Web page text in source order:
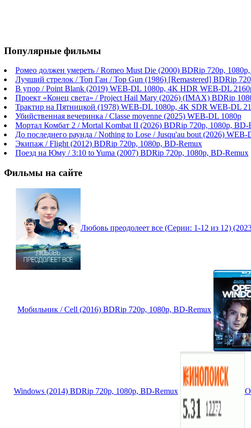
Популярные фильмы
Ромео должен умереть / Romeo Must Die (2000) BDRip 720p,
Лучший стрелок / Топ Ган / Top Gun (1986) [Remastered] BDRip
В упор / Point Blank (2019) WEB-DL 1080p, 4K HDR WEB-DL
Проект «Конец света» / Project Hail Mary (2026) (IMAX) BDRip
Трактир на Пятницкой (1978) WEB-DL 1080p, 4K SDR WEB-DL
Убийственная вечеринка / Classe moyenne (2025) WEB-DL 1080p
Мортал Комбат 2 / Mortal Kombat II (2026) BDRip 720p, 1080p, BD-
До последнего раунда / Nothing to Lose / Jusqu'au bout (2026)
Экипаж / Flight (2012) BDRip 720p, 1080p, BD-Remux
Поезд на Юму / 3:10 to Yuma (2007) BDRip 720p, 1080p, BD-Remux
Фильмы на сайте
Любовь преодолеет все (Серии: 1-12 из 12)
Мобильник / Cell (2016) BDRip 720p, 1080p, BD-Remux
Windows (2014) BDRip 720p, 1080p, BD-Remux